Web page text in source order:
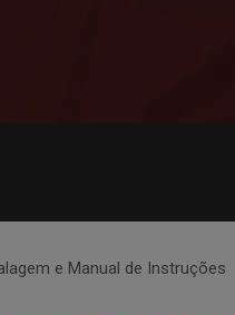
e Manual de Instruções